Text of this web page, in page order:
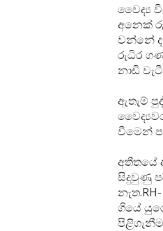
වෛද්‍ය
අනෙක්
වන්නේ ද
රුධිර
නාඩි
ඇතැම්
වීමෙන්
අතීතයේ
සිදුවුණු
ගියේ